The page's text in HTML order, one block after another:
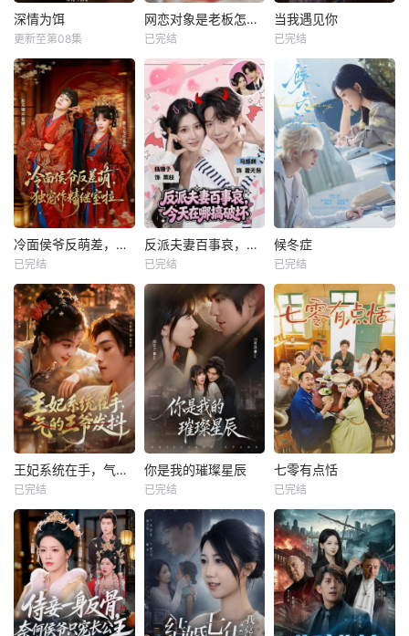
深情为饵
更新至第08集
网恋对象是老板怎么办
已完结
当我遇见你
已完结
冷面侯爷反萌差，独宠作精继室啦
已完结
反派夫妻百事哀，今天在哪搞破坏
已完结
候冬症
已完结
王妃系统在手，气的王爷发抖
已完结
你是我的璀璨星辰
已完结
七零有点恬
已完结